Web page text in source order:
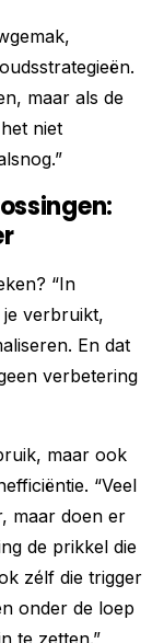
maar als de
niet
“In
verbruikt,
En dat
verbetering
maar ook
“Veel
maar doen er
de prikkel die
zélf die trigger
onder de loep
te zetten.”